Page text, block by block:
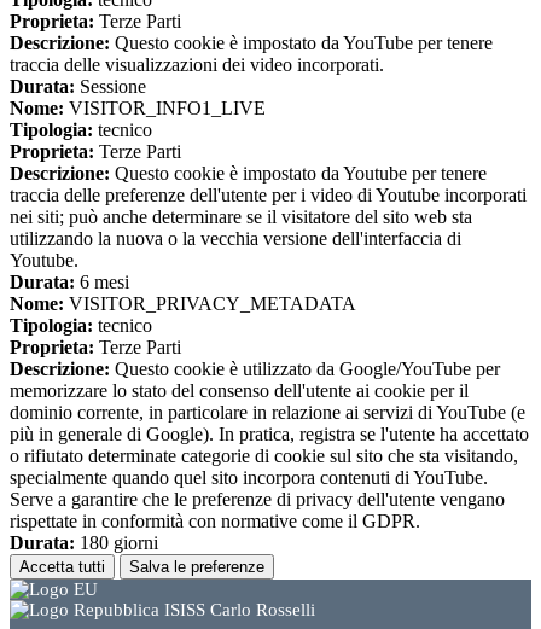
Proprieta: Terze Parti
Descrizione: Questo cookie è impostato da YouTube per tenere
traccia delle visualizzazioni dei video incorporati.
Durata: Sessione
Nome: VISITOR_INFO1_LIVE
Tipologia: tecnico
Proprieta: Terze Parti
Descrizione: Questo cookie è impostato da Youtube per tenere
traccia delle preferenze dell'utente per i video di Youtube incorporati
nei siti; può anche determinare se il visitatore del sito web sta
utilizzando la nuova o la vecchia versione dell'interfaccia di
Youtube.
Durata: 6 mesi
Nome: VISITOR_PRIVACY_METADATA
Tipologia: tecnico
Proprieta: Terze Parti
Descrizione: Questo cookie è utilizzato da Google/YouTube per
memorizzare lo stato del consenso dell'utente ai cookie per il
dominio corrente, in particolare in relazione ai servizi di YouTube (e
più in generale di Google). In pratica, registra se l'utente ha accettato
o rifiutato determinate categorie di cookie sul sito che sta visitando,
specialmente quando quel sito incorpora contenuti di YouTube.
Serve a garantire che le preferenze di privacy dell'utente vengano
rispettate in conformità con normative come il GDPR.
Durata: 180 giorni
Accetta tutti Salva le preferenze
ISISS Carlo Rosselli